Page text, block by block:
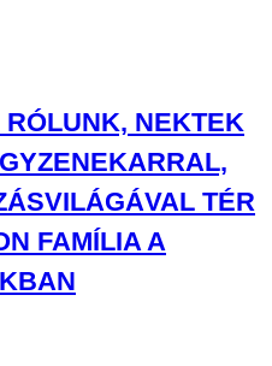
NEKTEK
TÉR
FAMÍLIA A